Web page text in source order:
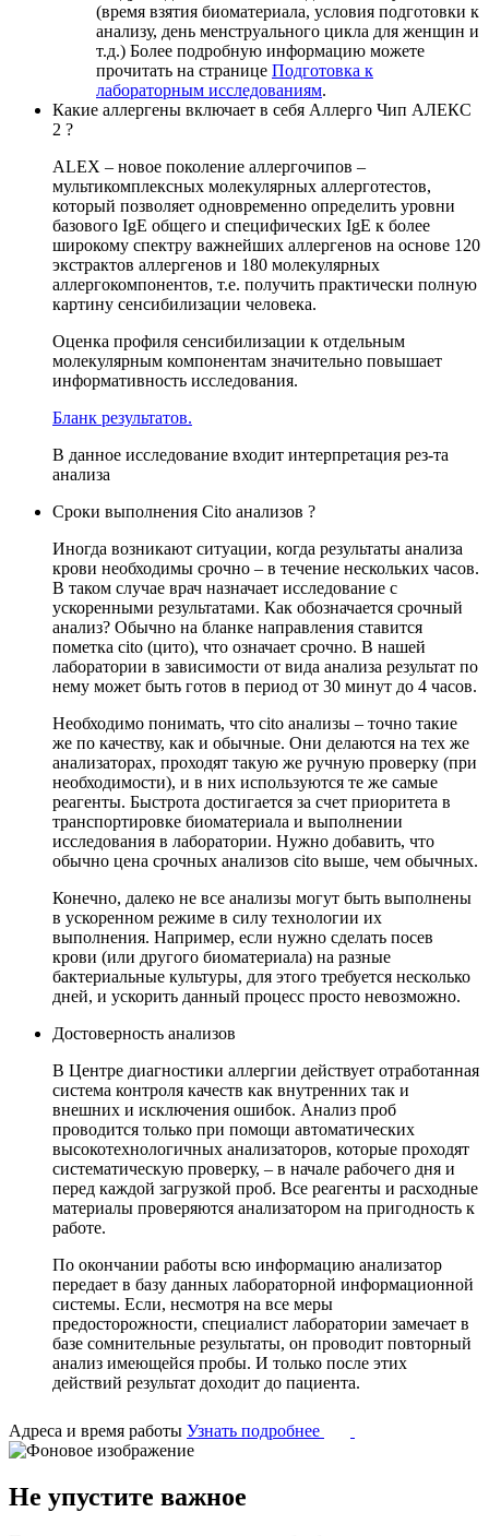
(время взятия биоматериала, условия подготовки к
анализу, день менструального цикла для женщин и
т.д.) Более подробную информацию можете
прочитать на странице Подготовка к
лабораторным исследованиям.
Какие аллергены включает в себя Аллерго Чип АЛЕКС
2 ?
ALEX – новое поколение аллергочипов –
мультикомплексных молекулярных аллерготестов,
который позволяет одновременно определить уровни
базового IgE общего и специфических IgE к более
широкому спектру важнейших аллергенов на основе 120
экстрактов аллергенов и 180 молекулярных
аллергокомпонентов, т.е. получить практически полную
картину сенсибилизации человека.
Оценка профиля сенсибилизации к отдельным
молекулярным компонентам значительно повышает
информативность исследования.
Бланк результатов.
В данное исследование входит интерпретация рез-та
анализа
Сроки выполнения Cito анализов ?
Иногда возникают ситуации, когда результаты анализа
крови необходимы срочно – в течение нескольких часов.
В таком случае врач назначает исследование с
ускоренными результатами. Как обозначается срочный
анализ? Обычно на бланке направления ставится
пометка cito (цито), что означает срочно. В нашей
лаборатории в зависимости от вида анализа результат по
нему может быть готов в период от 30 минут до 4 часов.
Необходимо понимать, что cito анализы – точно такие
же по качеству, как и обычные. Они делаются на тех же
анализаторах, проходят такую же ручную проверку (при
необходимости), и в них используются те же самые
реагенты. Быстрота достигается за счет приоритета в
транспортировке биоматериала и выполнении
исследования в лаборатории. Нужно добавить, что
обычно цена срочных анализов cito выше, чем обычных.
Конечно, далеко не все анализы могут быть выполнены
в ускоренном режиме в силу технологии их
выполнения. Например, если нужно сделать посев
крови (или другого биоматериала) на разные
бактериальные культуры, для этого требуется несколько
дней, и ускорить данный процесс просто невозможно.
Достоверность анализов
В Центре диагностики аллергии действует отработанная
система контроля качеств как внутренних так и
внешних и исключения ошибок. Анализ проб
проводится только при помощи автоматических
высокотехнологичных анализаторов, которые проходят
систематическую проверку, – в начале рабочего дня и
перед каждой загрузкой проб. Все реагенты и расходные
материалы проверяются анализатором на пригодность к
работе.
По окончании работы всю информацию анализатор
передает в базу данных лабораторной информационной
системы. Если, несмотря на все меры
предосторожности, специалист лаборатории замечает в
базе сомнительные результаты, он проводит повторный
анализ имеющейся пробы. И только после этих
действий результат доходит до пациента.
Адреса и время работы Узнать подробнее
Не упустите важное